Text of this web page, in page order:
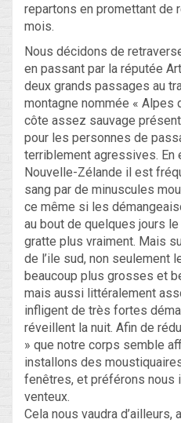
repartons en promettant de
mois.
Nous décidons de
en passant par la réputée
deux grands passages au
montagne nommée « Alpes
côte assez sauvage
pour les personnes de
terriblement agressives. En
Nouvelle-Zélande il est
sang par de minuscules
ce même si les
au bout de quelques jours
gratte plus vraiment. Mais
de l’ile sud, non seulement
beaucoup plus grosses et
mais aussi littéralement
infligent de très fortes
réveillent la nuit. Afin de
» que notre corps semble
installons des
fenêtres, et préférons nous
venteux.
Cela nous vaudra d’ailleurs,